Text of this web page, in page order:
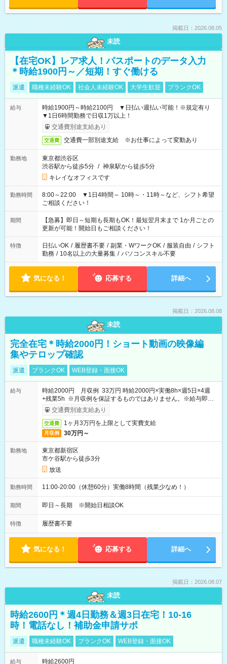
掲載日：2026.08.05
未読
【在宅OK】レア求人！パスポートのデータ入力
＊時給1900円～／短期！すぐ働ける
派遣 職種未経験OK 社会人未経験OK 大学生歓迎 ブランクOK
給与
時給1900円～時給2100円 ▼日払い週払い可能！※規定有り
▼1日6時間勤務で日収1万以上！
交通費別途支給あり
交通費 交通費一部別途支給 ※お仕事によって変動あり
勤務地
東京都渋谷区
渋谷駅から徒歩5分 / 神泉駅から徒歩5分
キレイなオフィスです
勤務時間
8:00～22:00 ▼1日4時間～ 10時～・11時～など、シフト希望
ご相談ください！
期間
【急募】即日～短期も長期もOK！最短翌月末まで 1か月ごとの
更新が可能！開始日もご相談ください！
特徴 日払いOK / 履歴書不要 / 副業・WワークOK / 服装自由 / シフト
勤務 / 10名以上の大量募集 / パソコンスキル不要
気になる！ 応募する 詳細へ
掲載日：2026.08.08
未読
完全在宅＊時給2000円！ショート動画の映像編
集やテロップ確認
派遣 ブランクOK WEB登録・面接OK
給与
時給2000円 月収例 33万円 時給2000円×実働8h×週5日×4週
+残業5h ※月収例を保証するものではありません。※給与即受
取りサービス利用可（利用条件有）
交通費別途支給あり
交通費 1ヶ月3万円を上限として実費支給
月収例 30万円～
勤務地
東京都新宿区
市ケ谷駅から徒歩3分
放送
勤務時間 11:00-20:00（休憩60分）実働8時間（残業少なめ！）
期間 即日～長期 ※開始日相談OK
特徴 履歴書不要
気になる！ 応募する 詳細へ
掲載日：2026.08.07
未読
時給2600円＊週4日勤務＆週3日在宅！10-16
時！電話なし！補助金申請サポ
派遣 職種未経験OK ブランクOK WEB登録・面接OK
給与 時給2600円